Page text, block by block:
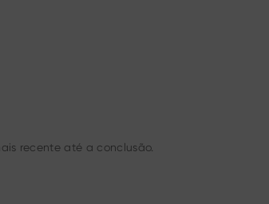
recente até a conclusão.